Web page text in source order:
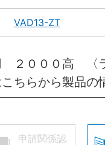
VAD13-ZT
２０００高 〈
らから製品の
申請関係認